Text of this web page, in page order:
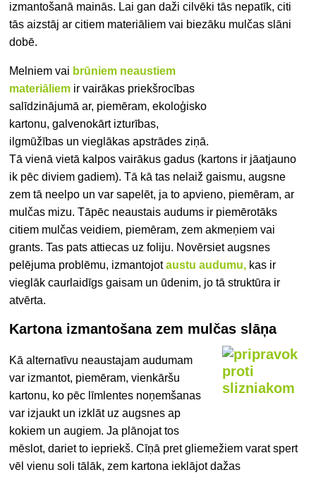
izmantošanā mainās. Lai gan daži cilvēki tās nepatīk, citi
tās aizstāj ar citiem materiāliem vai biezāku mulčas slāni
dobē.
Melniem vai brūniem neaustiem
materiāliem ir vairākas priekšrocības
salīdzinājumā ar, piemēram, ekoloģisko
kartonu, galvenokārt izturības,
ilgmūžības un vieglākas apstrādes ziņā.
Tā vienā vietā kalpos vairākus gadus (kartons ir jāatjauno
ik pēc diviem gadiem). Tā kā tas nelaiž gaismu, augsne
zem tā neelpo un var sapelēt, ja to apvieno, piemēram, ar
mulčas mizu. Tāpēc neaustais audums ir piemērotāks
citiem mulčas veidiem, piemēram, zem akmeņiem vai
grants. Tas pats attiecas uz foliju. Novērsiet augsnes
pelējuma problēmu, izmantojotaustu audumu, kas ir
vieglāk caurlaidīgs gaisam un ūdenim, jo tā struktūra ir
atvērta.
Kartona izmantošana zem mulčas slāņa
Kā alternatīvu neaustajam audumam
var izmantot, piemēram, vienkāršu
kartonu, ko pēc līmlentes noņemšanas
var izjaukt un izklāt uz augsnes ap
kokiem un augiem. Ja plānojat tos
mēslot, dariet to iepriekš. Cīņā pret gliemežiem varat spert
vēl vienu soli tālāk, zem kartona ieklājot dažas